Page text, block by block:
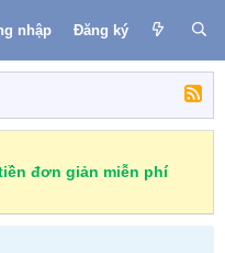
nhập Đăng ký
đơn giản miễn phí